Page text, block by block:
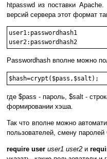
htpasswd из поставки
версий сервера этот формат
user1:passwordhash1
Passwordhash вполне можно
где $pass - пароль, $salt -
формировании хэша.
Так что вполне можно
пользователей, смену
require user user1 user2 и